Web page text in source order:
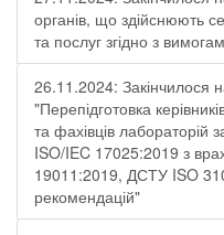
органів, що здійснюють
та послуг згідно з
26.11.2024: Закінчилося
"Перепідготовка
та фахівців
ISO/IEC 17025:2019 з
19011:2019, ДСТУ ISO
рекомендацій"